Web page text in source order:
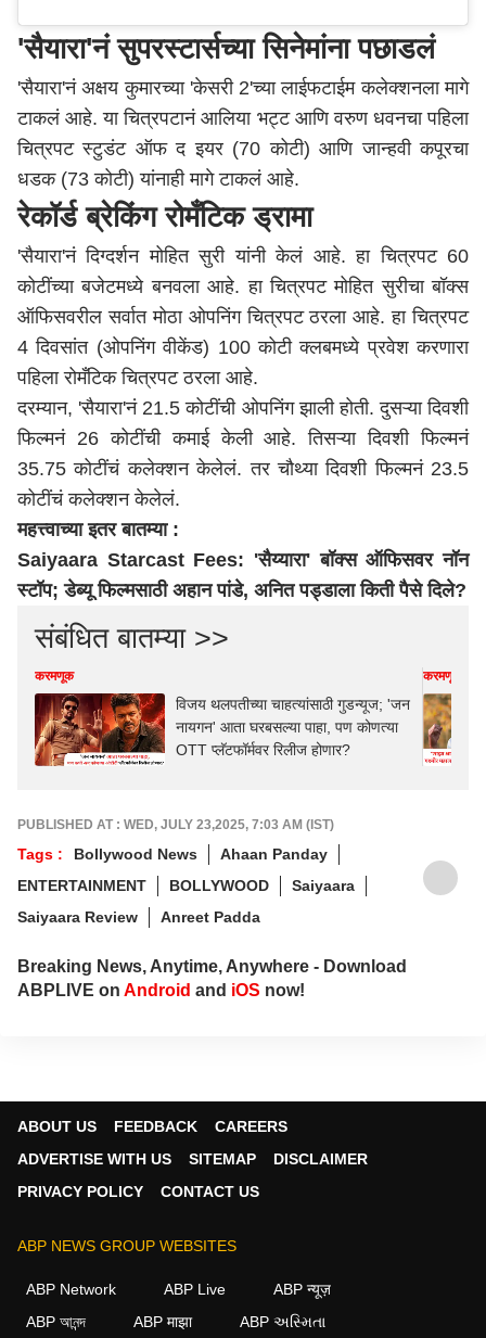
'सैयारा'नं सुपरस्टार्सच्या सिनेमांना पछाडलं
'सैयारा'नं अक्षय कुमारच्या 'केसरी 2'च्या लाईफटाईम कलेक्शनला मागे
टाकलं आहे. या चित्रपटानं आलिया भट्ट आणि वरुण धवनचा पहिला
चित्रपट स्टुडंट ऑफ द इयर (70 कोटी) आणि जान्हवी कपूरचा
धडक (73 कोटी) यांनाही मागे टाकलं आहे.
रेकॉर्ड ब्रेकिंग रोमँटिक ड्रामा
'सैयारा'नं दिग्दर्शन मोहित सुरी यांनी केलं आहे. हा चित्रपट 60
कोटींच्या बजेटमध्ये बनवला आहे. हा चित्रपट मोहित सुरीचा बॉक्स
ऑफिसवरील सर्वात मोठा ओपनिंग चित्रपट ठरला आहे. हा चित्रपट
4 दिवसांत (ओपनिंग वीकेंड) 100 कोटी क्लबमध्ये प्रवेश करणारा
पहिला रोमँटिक चित्रपट ठरला आहे.
दरम्यान, 'सैयारा'नं 21.5 कोटींची ओपनिंग झाली होती. दुसऱ्या दिवशी
फिल्मनं 26 कोटींची कमाई केली आहे. तिसऱ्या दिवशी फिल्मनं
35.75 कोटींचं कलेक्शन केलेलं. तर चौथ्या दिवशी फिल्मनं 23.5
कोटींचं कलेक्शन केलेलं.
महत्त्वाच्या इतर बातम्या :
Saiyaara Starcast Fees: 'सैय्यारा' बॉक्स ऑफिसवर नॉन
स्टॉप; डेब्यू फिल्मसाठी अहान पांडे, अनित पड्डाला किती पैसे दिले?
संबंधित बातम्या >>
करमणूक
विजय थलपतीच्या चाहत्यांसाठी गुडन्यूज; 'जन
नायगन' आता घरबसल्या पाहा, पण कोणत्या
OTT प्लॅटफॉर्मवर रिलीज होणार?
करमणूक
PUBLISHED AT : WED, JULY 23,2025, 7:03 AM (IST)
Tags : Bollywood News
Ahaan Panday
ENTERTAINMENT
BOLLYWOOD
Saiyaara
Saiyaara Review
Anreet Padda
Breaking News, Anytime, Anywhere - Download
ABPLIVE on Android and iOS now!
ABOUT US FEEDBACK
CAREERS
ADVERTISE WITH US
SITEMAP
DISCLAIMER
PRIVACY POLICY
CONTACT US
ABP NEWS GROUP WEBSITES
ABP Network ABP Live
ABP न्यूज़
ABP আনন্দ
ABP माझा ABP અસ્મિતા